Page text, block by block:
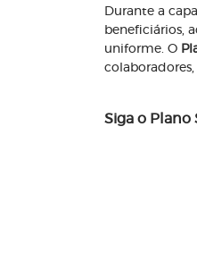
Durante a
beneficiários,
uniforme. O
Siga o Plano